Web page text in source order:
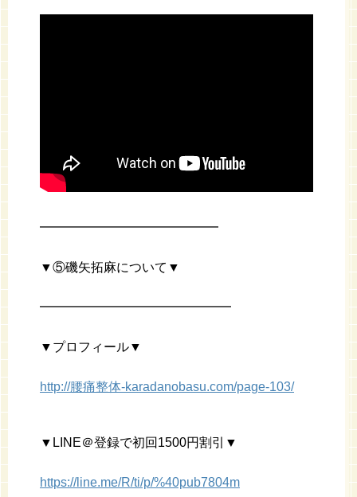
━━━━━━━━━━━━━━
▼⑤磯矢拓麻について▼
━━━━━━━━━━━━━━━
▼プロフィール▼
http://腰痛整体-karadanobasu.com/page-103/
▼LINE＠登録で初回1500円割引▼
https://line.me/R/ti/p/%40pub7804m